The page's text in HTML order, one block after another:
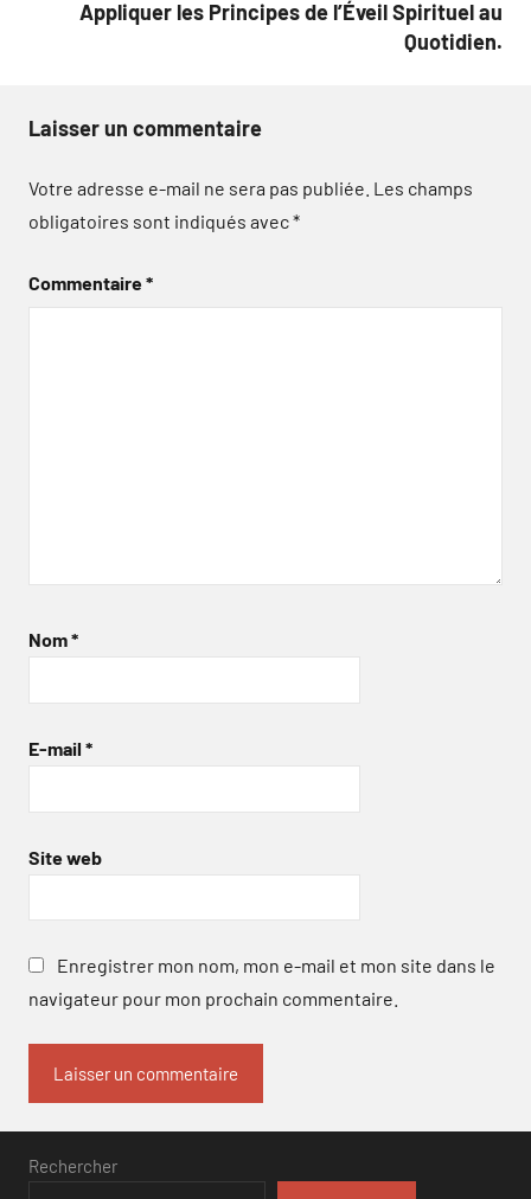
Appliquer les Principes de l’Éveil Spirituel au
Quotidien.
Laisser un commentaire
Votre adresse e-mail ne sera pas publiée. Les champs
obligatoires sont indiqués avec*
Commentaire*
Nom*
E-mail *
Site web
Enregistrer mon nom, mon e-mail et mon site dans le
navigateur pour mon prochain commentaire.
Rechercher